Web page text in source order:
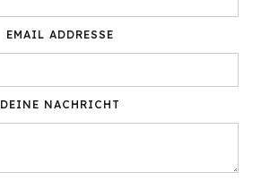
EMAIL ADDRESSE
DEINE NACHRICHT